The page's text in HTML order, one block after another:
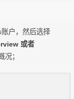
户，然后选择
或者
况；